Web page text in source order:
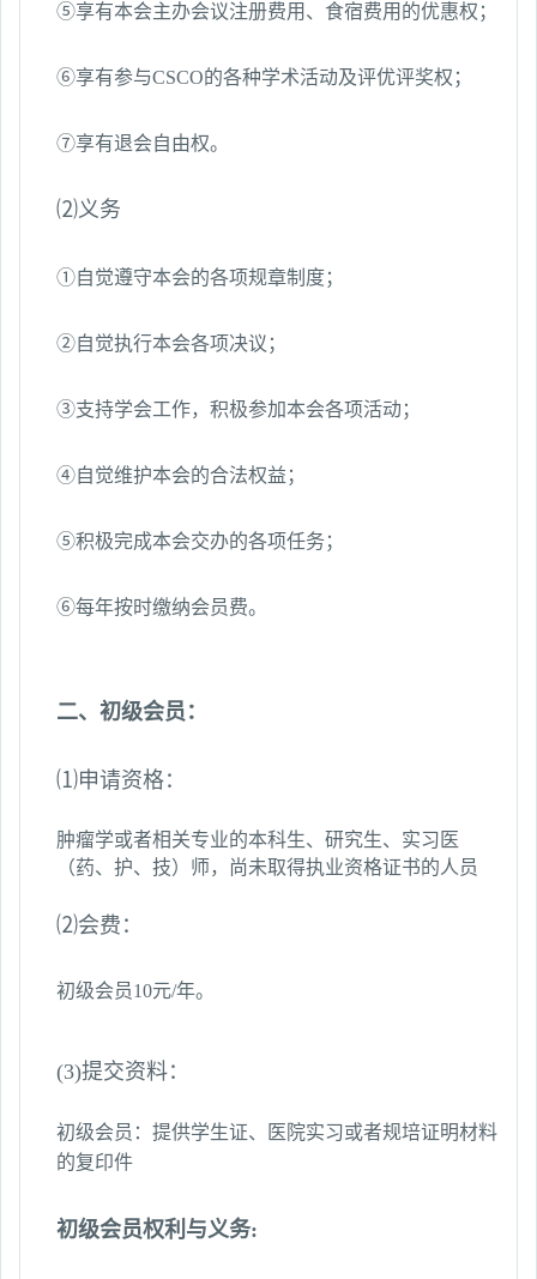
⑤享有本会主办会议注册费用、食宿费用的优惠权；
⑥享有参与CSCO的各种学术活动及评优评奖权；
⑦享有退会自由权。
⑵义务
①自觉遵守本会的各项规章制度；
②自觉执行本会各项决议；
③支持学会工作，积极参加本会各项活动；
④自觉维护本会的合法权益；
⑤积极完成本会交办的各项任务；
⑥每年按时缴纳会员费。
二、初级会员：
⑴申请资格：
肿瘤学或者相关专业的本科生、研究生、实习医
（药、护、技）师，尚未取得执业资格证书的人员
⑵会费：
初级会员10元/年。
(3)提交资料：
初级会员：提供学生证、医院实习或者规培证明材料
的复印件
初级会员权利与义务: